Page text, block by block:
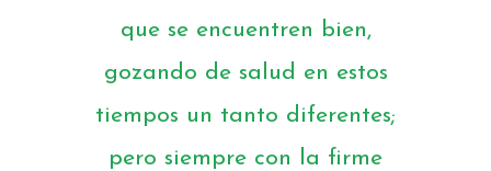
que se encuentren bien,
gozando de salud en estos
tiempos un tanto diferentes;
pero siempre con la firme